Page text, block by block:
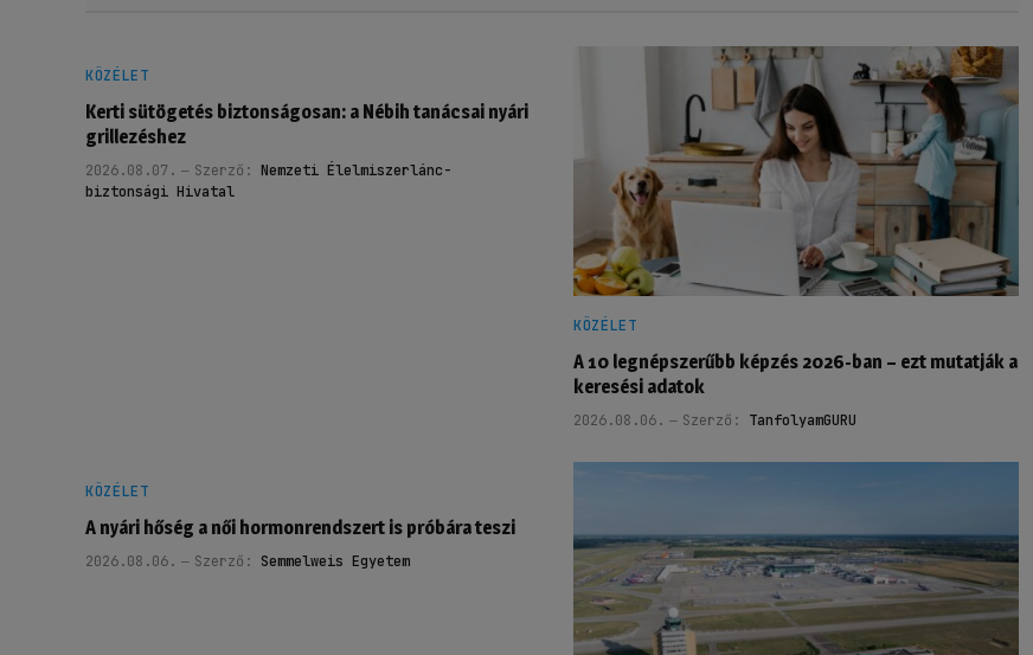
KÖZÉLET
Kerti sütögetés biztonságosan: a Nébih tanácsai nyári
grillezéshez
2026.08.07. Szerző: Nemzeti Élelmiszerlánc-
biztonsági Hivatal
KÖZÉLET
A 10 legnépszerűbb képzés 2026-ban – ezt mutatják a
keresési adatok
2026.08.06. Szerző: TanfolyamGURU
KÖZÉLET
A nyári hőség a női hormonrendszert is próbára teszi
2026.08.06. Szerző: Semmelweis Egyetem